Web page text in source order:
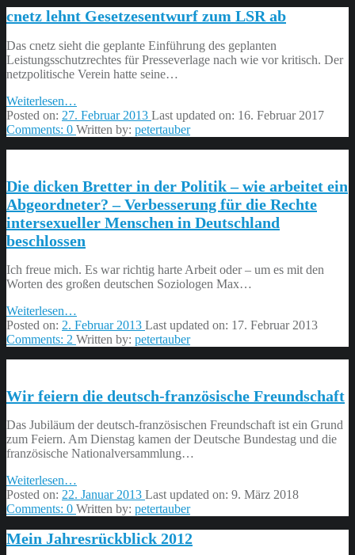
cnetz lehnt Gesetzesentwurf zum LSR ab
Das cnetz sieht die geplante Einführung des geplanten
Leistungsschutzrechtes für Presseverlage nach wie vor kritisch. Der
netzpolitische Verein hatte seine…
Weiterlesen
lehnt
Gesetzesentwurf
…
Posted on: 27. Februar 2013 Last updated on: 16. Februar 2017
Comments: 0 Written by: petertauber
Die dicken Bretter in der Politik – wie arbeitet ein
Abgeordneter? – Verbesserung für die Rechte
intersexueller Menschen in Deutschland
beschlossen
Ich freue mich. Es war richtig harte Arbeit oder – um es mit den
Worten des großen deutschen Soziologen Max…
Weiterlesen
dicken
Bretter
–
arbeitet
ein
Abgeordneter?
Verbesserung
für
die
intersexueller
…
Posted on: 2. Februar 2013 Last updated on: 17. Februar 2013
Comments: 2 Written by: petertauber
Wir feiern die deutsch-französische Freundschaft
Das Jubiläum der deutsch-französischen Freundschaft ist ein Grund
zum Feiern. Am Dienstag kamen der Deutsche Bundestag und die
französische Nationalversammlung…
Weiterlesen
feiern
die
französische
Freundschaft”
…
Posted on: 22. Januar 2013 Last updated on: 9. März 2018
Comments: 0 Written by: petertauber
Mein Jahresrückblick 2012